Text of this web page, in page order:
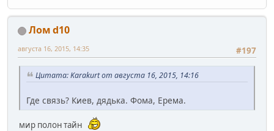
Лом d10
#197
августа 16, 2015, 14:35
Цитата: Karakurt от августа 16, 2015, 14:16
Где связь? Киев, дядька. Фома, Ерема.
мир полон тайн